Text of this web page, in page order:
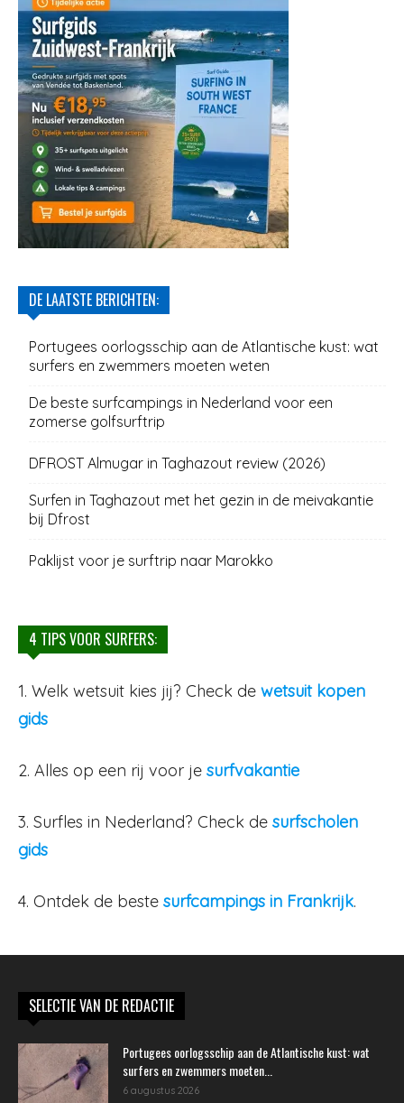
DE LAATSTE BERICHTEN:
Portugees oorlogsschip aan de Atlantische kust: wat
surfers en zwemmers moeten weten
De beste surfcampings in Nederland voor een
zomerse golfsurftrip
DFROST Almugar in Taghazout review (2026)
Surfen in Taghazout met het gezin in de meivakantie
bij Dfrost
Paklijst voor je surftrip naar Marokko
4 TIPS VOOR SURFERS:
1. Welk wetsuit kies jij? Check de wetsuit kopen
gids
2. Alles op een rij voor je surfvakantie
3. Surfles in Nederland? Check de surfscholen
gids
4. Ontdek de beste surfcampings in Frankrijk.
SELECTIE VAN DE REDACTIE
Portugees oorlogsschip aan de Atlantische kust: wat
surfers en zwemmers moeten...
6 augustus 2026